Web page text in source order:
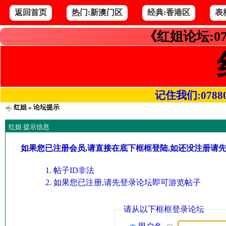
返回首页 热门:新澳门区 经典:香港区 表
《红姐论坛
记住我们
红姐» 论坛提示
红姐 提示信息
如果您已注册会员,请直接在底下框框登陆,如还没注册请
帖子ID非法
如果您已注册,请先登录论坛即可游览帖子
请从以下框框登录论坛